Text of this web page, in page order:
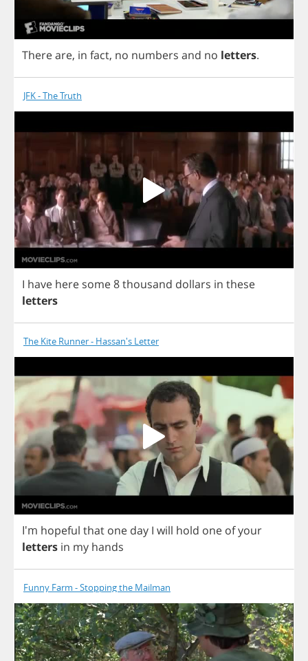
Thereare, in fact, no numbers and no letters.
JFK - The Truth
I have here some8thousand dollars in these
letters
The Kite Runner - Hassan's Letter
I'm hopeful that one day I will hold one ofyour
letters in my hands
Funny Farm - Stopping the Mailman